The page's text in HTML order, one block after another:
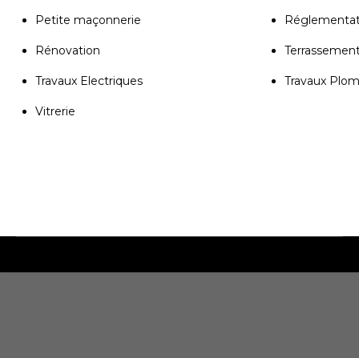
Petite maçonnerie
Rénovation
Travaux Electriques Travaux
Vitrerie